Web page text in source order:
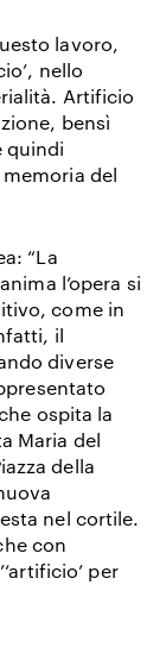
lavoro,
nello
Artificio
bensì
quindi
del
“La
l’opera si
come in
il
diverse
ospita la
Maria del
della
nel cortile.
con
per